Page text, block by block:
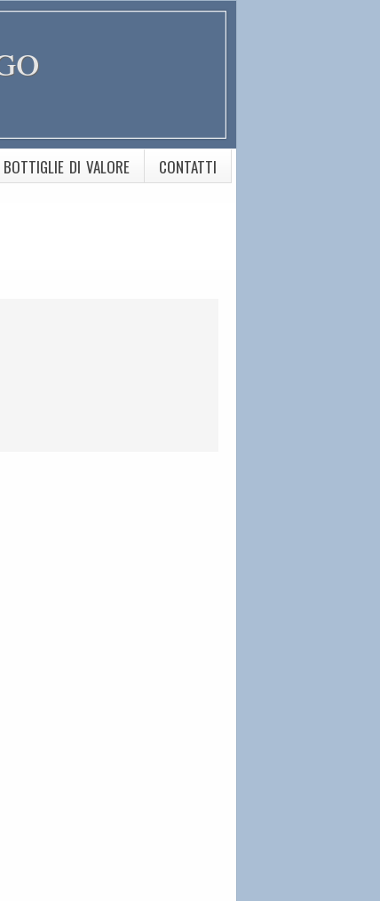
BOTTIGLIE DI VALORE CONTATTI